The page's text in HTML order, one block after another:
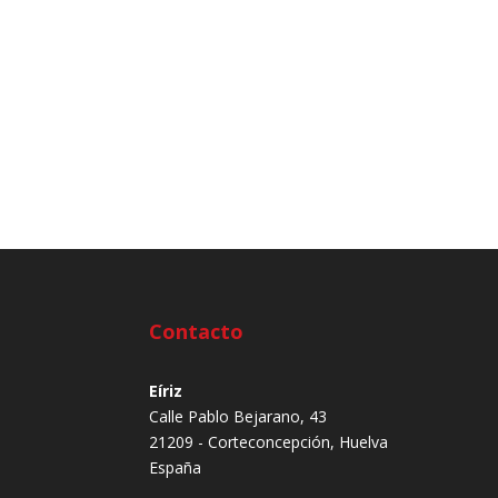
Contacto
Eíriz
Calle Pablo Bejarano, 43
21209 - Corteconcepción, Huelva
España